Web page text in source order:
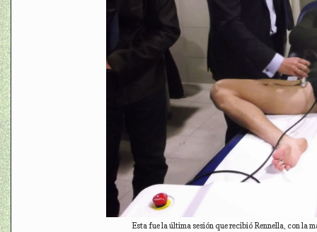
Esta fue la última sesión que recibió Rennella, con la